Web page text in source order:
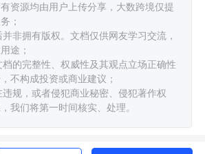
资源均由用户上传分享，大数跨境仅提
；
非拥有版权。文档仅供网友学习交流，
途；
的完整性、权威性及其观点立场正确性
不构成投资或商业建议；
规，或者侵犯商业秘密、侵犯著作权
我们将第一时间核实、处理。